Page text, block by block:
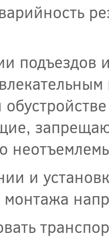
подъездов
и
монтажа